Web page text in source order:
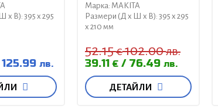
x В): 395 x 295
лв.
Марка: MAKITA
Размери (Д x Ш x В): 395 x 295
x 210 мм
52.15€102.00лв.
39.11 € 76.49 лв.
ДЕТАЙЛИ